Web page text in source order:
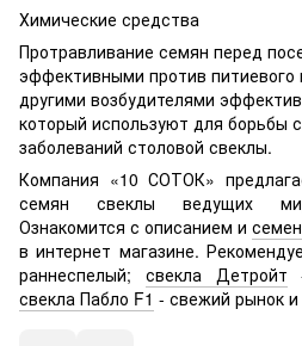
Химические средства
Протравливание семян перед
эффективными против
другими возбудителями
который используют для борьбы
заболеваний столовой свеклы.
Компания «10 СОТОК»
семян свеклы ведущих
Ознакомится с описанием и
в интернет магазине.
раннеспелый; свекла Детройт
свекла Пабло F1 - свежий рынок и